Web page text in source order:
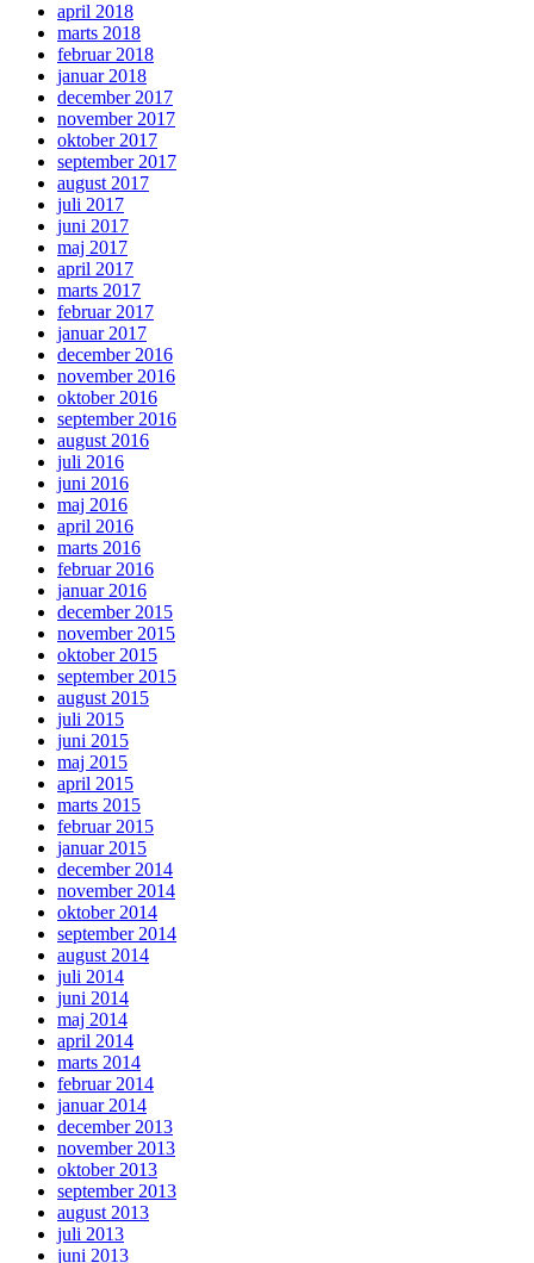
april 2018
marts 2018
februar 2018
januar 2018
december 2017
november 2017
oktober 2017
september 2017
august 2017
juli 2017
juni 2017
maj 2017
april 2017
marts 2017
februar 2017
januar 2017
december 2016
november 2016
oktober 2016
september 2016
august 2016
juli 2016
juni 2016
maj 2016
april 2016
marts 2016
februar 2016
januar 2016
december 2015
november 2015
oktober 2015
september 2015
august 2015
juli 2015
juni 2015
maj 2015
april 2015
marts 2015
februar 2015
januar 2015
december 2014
november 2014
oktober 2014
september 2014
august 2014
juli 2014
juni 2014
maj 2014
april 2014
marts 2014
februar 2014
januar 2014
december 2013
november 2013
oktober 2013
september 2013
august 2013
juli 2013
juni 2013